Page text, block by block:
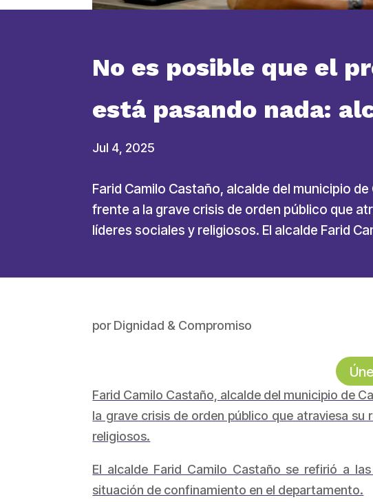
No es posible que el
está pasando nada:
Jul 4, 2025
Farid Camilo Castaño, alcalde del municipio
frente a la grave crisis de orden público que
líderes sociales y religiosos. El alcalde Farid
porDignidad & Compromiso
Farid Camilo Castaño, alcalde del municipio de
la grave crisis de orden público que atraviesa
religiosos.
El alcalde Farid Camilo Castaño se refirió a
situación de confinamiento en el departamento.